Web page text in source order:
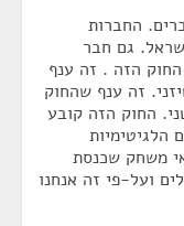
החברות
גם חבר
הזה . זה ענף
זה ענף שהחוק
החוק הזה קובע
הלגיטימיות
משחק שכנסת
ועל-פי זה אנחנו